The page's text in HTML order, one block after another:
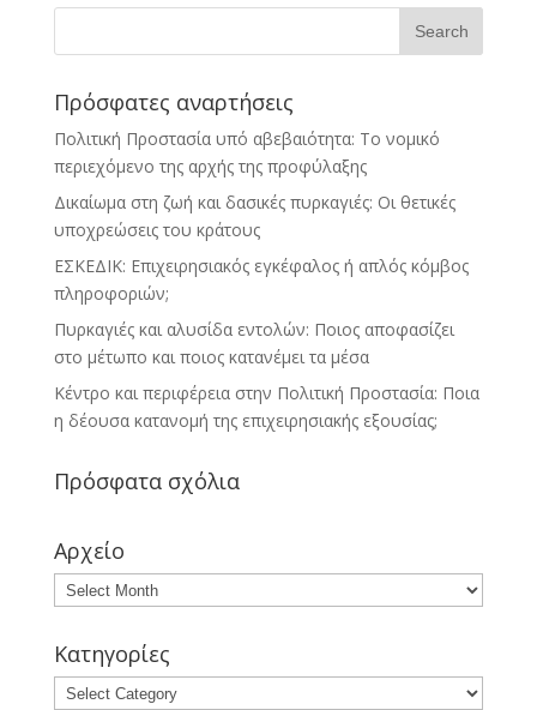
Πρόσφατες αναρτήσεις
Πολιτική Προστασία υπό αβεβαιότητα: Το νομικό
περιεχόμενο της αρχής της προφύλαξης
Δικαίωμα στη ζωή και δασικές πυρκαγιές: Οι θετικές
υποχρεώσεις του κράτους
ΕΣΚΕΔΙΚ: Επιχειρησιακός εγκέφαλος ή απλός κόμβος
πληροφοριών;
Πυρκαγιές και αλυσίδα εντολών: Ποιος αποφασίζει
στο μέτωπο και ποιος κατανέμει τα μέσα
Κέντρο και περιφέρεια στην Πολιτική Προστασία: Ποια
η δέουσα κατανομή της επιχειρησιακής εξουσίας;
Πρόσφατα σχόλια
Αρχείο
Κατηγορίες